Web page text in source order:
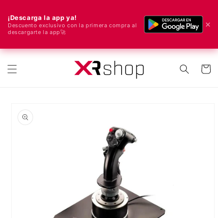
¡Descarga la app ya!
Descuento exclusivo con la primera compra al
descargarte la app🚀
✕
🌍 ¡Enviamos a todo el mundo! 🚀📦
Carrito
a la información del producto